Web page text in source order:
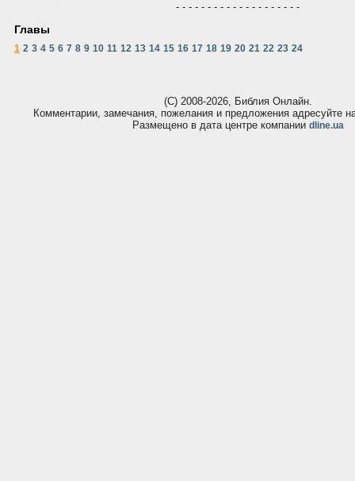
- - - - - - - - - - - - - - - - - - - -
Главы
1 2 3 4 5 6 7 8 9 10 11 12 13 14 15 16 17 18 19 20 21 22 23 24
(С) 2008-2026, Библия Онлайн.
Комментарии, замечания, пожелания и предложения адресуйте
Размещено в дата центре компании dline.ua